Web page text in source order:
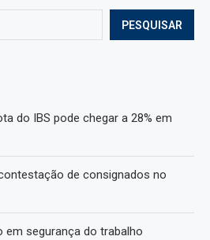
PESQUISAR
do IBS pode chegar a 28% em
de consignados no
em segurança do trabalho